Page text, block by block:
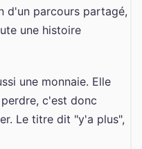
d'un parcours partagé,
une histoire
une monnaie. Elle
c'est donc
Le titre dit "y'a plus",